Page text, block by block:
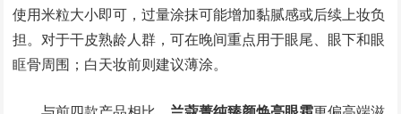
使用米粒大小即可，过量涂抹可能增加黏腻感或后续上妆负
担。对于干皮熟龄人群，可在晚间重点用于眼尾、眼下和眼
眶骨周围；白天妆前则建议薄涂。